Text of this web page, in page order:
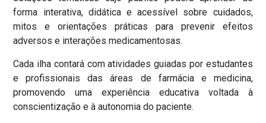
forma interativa, didática e acessível sobre cuidados,
mitos e orientações práticas para prevenir efeitos
adversos e interações medicamentosas.
Cada ilha contará com atividades guiadas por estudantes
e profissionais das áreas de farmácia e medicina,
promovendo uma experiência educativa voltada à
conscientização e à autonomia do paciente.